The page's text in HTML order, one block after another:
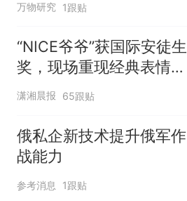
万物研究 1跟贴
“NICE爷爷”获国际安徒生
奖，现场重现经典表情
包，向中国粉丝问好
潇湘晨报 65跟贴
俄私企新技术提升俄军作
战能力
参考消息 1跟贴